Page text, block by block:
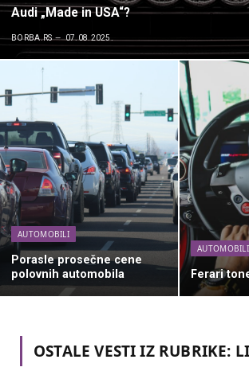
Audi „Made in USA“?
BORBA.RS 07.08.2025.
AUTOMOBILI
Porasle prosečne cene
polovnih automobila
AUTOMOBILI
Ferari
OSTALE VESTI IZ RUBRIKE: